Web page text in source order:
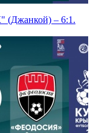
– 6:1.